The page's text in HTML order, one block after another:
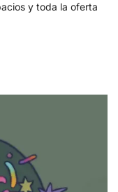
y toda la oferta